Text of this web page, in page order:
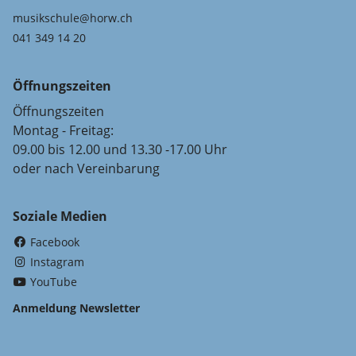
musikschule@horw.ch
041 349 14 20
Öffnungszeiten
Öffnungszeiten
Montag - Freitag:
09.00 bis 12.00 und 13.30 -17.00 Uhr
oder nach Vereinbarung
Soziale Medien
Facebook
Instagram
YouTube
Anmeldung Newsletter